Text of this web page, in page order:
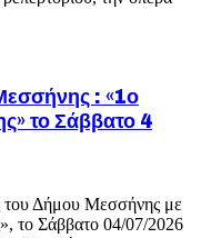
: «1ο
το Σάββατο 4
του Δήμου Μεσσήνης με
το Σάββατο 04/07/2026